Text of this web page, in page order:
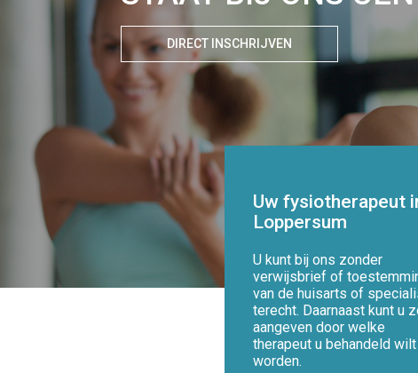
DIRECT INSCHRIJVEN
Uw fysiotherapeut
Loppersum
U kunt bij ons zonder
verwijsbrief of
van de huisarts of
terecht. Daarnaast kunt u
aangeven door welke
therapeut u behandeld wilt
worden.